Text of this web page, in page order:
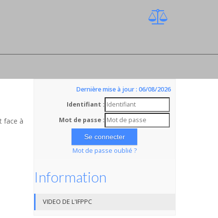
face à
Dernière mise à jour : 06/08/2026
Identifiant :
Mot de passe :
Mot de passe oublié ?
Information
VIDEO DE L'IFPPC